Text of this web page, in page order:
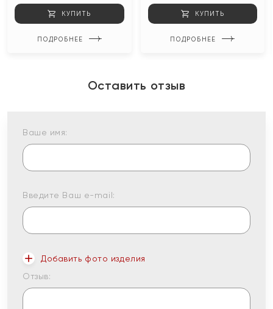
КУПИТЬ
ПОДРОБНЕЕ
КУПИТЬ
ПОДРОБНЕЕ
Оставить отзыв
Ваше имя:
Введите Ваш e-mail:
Добавить фото изделия
Отзыв: